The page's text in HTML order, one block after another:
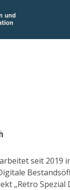
seit 2019
„Retro Spezial